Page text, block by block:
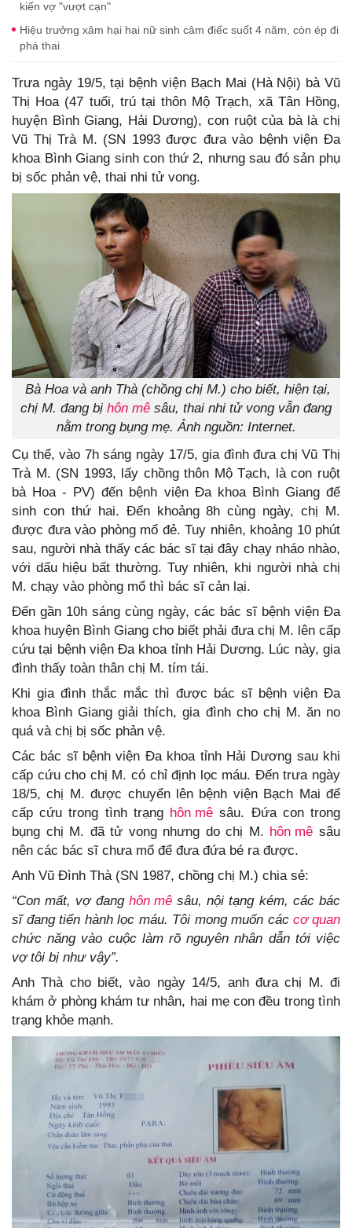
kiến vợ "vượt cạn"
Hiệu trưởng xâm hại hai nữ sinh câm điếc suốt 4 năm, còn ép đi
phá thai
Trưa ngày 19/5, tại bệnh viện Bạch Mai (Hà Nội) bà Vũ
Thị Hoa (47 tuổi, trú tại thôn Mộ Trạch, xã Tân Hồng,
huyện Bình Giang, Hải Dương), con ruột của bà là chị
Vũ Thị Trà M. (SN 1993 được đưa vào bệnh viện Đa
khoa Bình Giang sinh con thứ 2, nhưng sau đó sản phụ
bị sốc phản vệ, thai nhi tử vong.
Bà Hoa và anh Thà (chồng chị M.) cho biết, hiện tại,
chị M. đang bị hôn mê sâu, thai nhi tử vong vẫn đang
nằm trong bụng mẹ. Ảnh nguồn: Internet.
Cụ thể, vào 7h sáng ngày 17/5, gia đình đưa chị Vũ Thị
Trà M. (SN 1993, lấy chồng thôn Mộ Tạch, là con ruột
bà Hoa - PV) đến bệnh viện Đa khoa Bình Giang để
sinh con thứ hai. Đến khoảng 8h cùng ngày, chị M.
được đưa vào phòng mổ đẻ. Tuy nhiên, khoảng 10 phút
sau, người nhà thấy các bác sĩ tại đây chạy nháo nhào,
với dấu hiệu bất thường. Tuy nhiên, khi người nhà chị
M. chạy vào phòng mổ thì bác sĩ cản lại.
Đến gần 10h sáng cùng ngày, các bác sĩ bệnh viện Đa
khoa huyện Bình Giang cho biết phải đưa chị M. lên cấp
cứu tại bệnh viện Đa khoa tỉnh Hải Dương. Lúc này, gia
đình thấy toàn thân chị M. tím tái.
Khi gia đình thắc mắc thì được bác sĩ bệnh viện Đa
khoa Bình Giang giải thích, gia đình cho chị M. ăn no
quá và chị bị sốc phản vệ.
Các bác sĩ bệnh viện Đa khoa tỉnh Hải Dương sau khi
cấp cứu cho chị M. có chỉ định lọc máu. Đến trưa ngày
18/5, chị M. được chuyển lên bệnh viện Bạch Mai để
cấp cứu trong tình trạng hôn mê sâu. Đứa con trong
bụng chị M. đã tử vong nhưng do chị M. hôn mê sâu
nên các bác sĩ chưa mổ để đưa đứa bé ra được.
Anh Vũ Đình Thà (SN 1987, chồng chị M.) chia sẻ:
“Con mất, vợ đang hôn mêsâu, nội tạng kém, các bác
sĩ đang tiến hành lọc máu. Tôi mong muốn các cơ quan
chức năng vào cuộc làm rõ nguyên nhân dẫn tới việc
vợ tôi bị như vậy”.
Anh Thà cho biết, vào ngày 14/5, anh đưa chị M. đi
khám ở phòng khám tư nhân, hai mẹ con đều trong tình
trạng khỏe mạnh.